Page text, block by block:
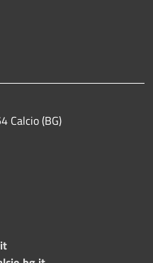
Calcio (BG)